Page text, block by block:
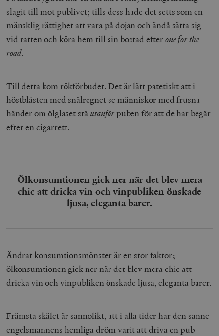
slagit till mot publivet; tills dess hade det setts som en
mänsklig rättighet att vara på dojan och ändå sätta sig
vid ratten och köra hem till sin bostad efterone for the
road.
Till detta kom rökförbudet. Det är lätt patetiskt att i
höstblåsten med snålregnet se människor med frusna
händer om ölglaset stå utanför puben för att de har begär
efter en cigarrett.
Ölkonsumtionen gick ner när det blev mera
chic att dricka vin och vinpubliken önskade
ljusa, eleganta barer.
Ändrat konsumtionsmönster är en stor faktor;
ölkonsumtionen gick ner när det blev mera chic att
dricka vin och vinpubliken önskade ljusa, eleganta barer.
Främsta skälet är sannolikt, att i alla tider har den sanne
engelsmannens hemliga dröm varit att driva en pub –